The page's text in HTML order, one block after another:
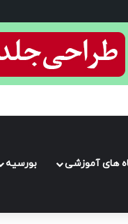
های آموزشی بورسیه